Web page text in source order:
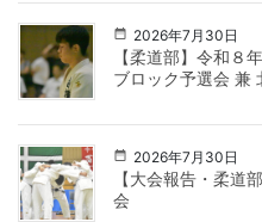
2026年7月30日
【柔道部】令和８
ブロック予選会 兼
2026年7月30日
【大会報告・柔道
会